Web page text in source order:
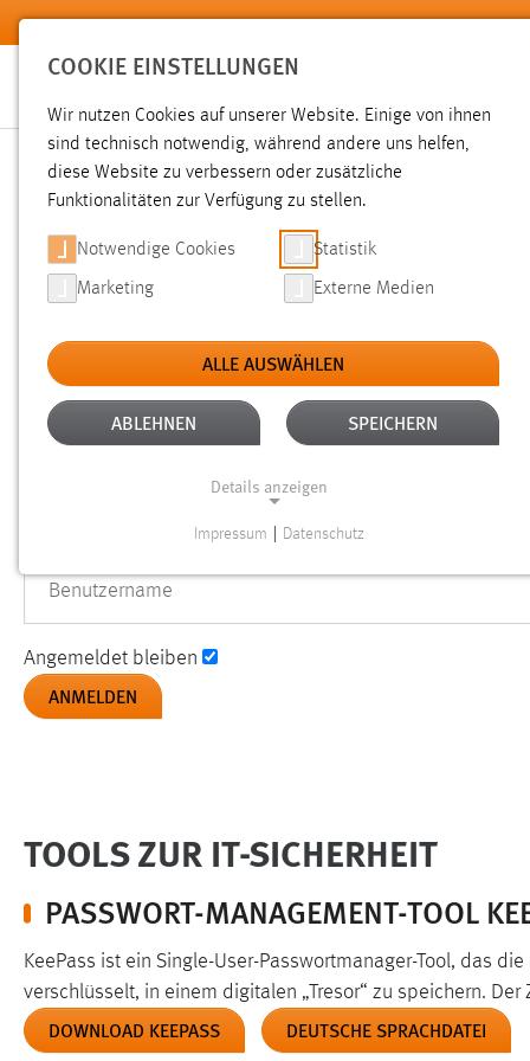
Zum Hauptinhalt springen
Sie sind hier:
Hochschule Services Online Services
DOWNLOADS, SOFTWARE
TEAMVIEWER QUICK SUPPORT HERUNTERLADEN
BENUTZERANMELDUNG
Bitte geben Sie Ihren Benutzernamen und Ihr Passwort
Benutzername
Angemeldet bleiben
TOOLS ZUR IT-SICHERHEIT
PASSWORT-MANAGEMENT-TOOL
KeePass ist ein Single-User-Passwortmanager-Tool, das
verschlüsselt, in einem digitalen „Tresor“ zu speichern.
DOWNLOAD KEEPASS DEUTSCHE SPRACHDATEI
COOKIE EINSTELLUNGEN
Wir nutzen Cookies auf unserer Website. Einige von ihnen
sind technisch notwendig, während andere uns helfen,
diese Website zu verbessern oder zusätzliche
Funktionalitäten zur Verfügung zu stellen.
Notwendige Cookies Statistik
Marketing Externe Medien
ALLE AUSWÄHLEN
ABLEHNEN SPEICHERN
Details anzeigen
Notwendige Cookies ermöglichen grundlegende
Funktionen und sind für die einwandfreie Funktion der
Website erforderlich.
Einverständnis
des Benutzers
Performance
Name: staticfilecache
Zweck:
Für performante Seitenauslieferung wird
Impressum Datenschutz